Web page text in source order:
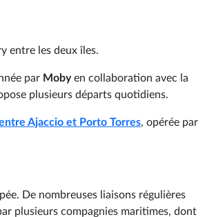
entre les deux îles.
par Mobyen collaboration avec la
plusieurs départs quotidiens.
Ajaccio et Porto Torres, opérée par
De nombreuses liaisons régulières
plusieurs compagnies maritimes, dont